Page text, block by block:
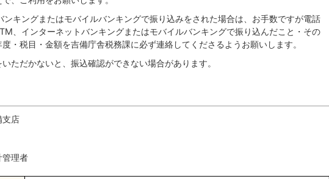
ンキングまたはモバイルバンキングで振り込みをされた場合は、お手数ですが電話
、インターネットバンキングまたはモバイルバンキングで振り込んだこと・その
・税目・金額を吉備庁舎税務課に必ず連絡してくださるようお願いします。
ただかないと、振込確認ができない場合があります。
支店
管理者